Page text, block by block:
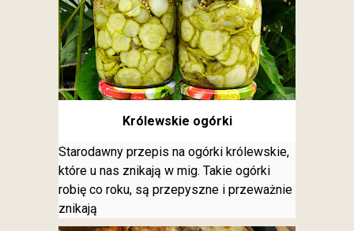
Królewskie ogórki
Starodawny przepis na ogórki królewskie,
które u nas znikają w mig. Takie ogórki
robię co roku, są przepyszne i przeważnie
znikają